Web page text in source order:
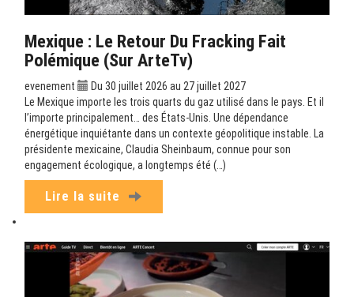
Mexique : Le Retour Du Fracking Fait
Polémique (sur ArteTv)
evenement
Du 30 juillet 2026 au 27 juillet 2027
Le Mexique importe les trois quarts du gaz utilisé dans le pays. Et il
l’importe principalement… des États-Unis. Une dépendance
énergétique inquiétante dans un contexte géopolitique instable. La
présidente mexicaine, Claudia Sheinbaum, connue pour son
engagement écologique, a longtemps été (…)
Lire la suite